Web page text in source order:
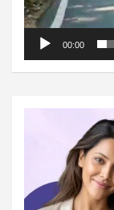
00:00